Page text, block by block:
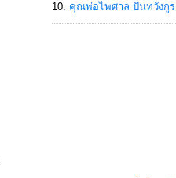
คุณพ่อไพศาล ปันทวังกูร